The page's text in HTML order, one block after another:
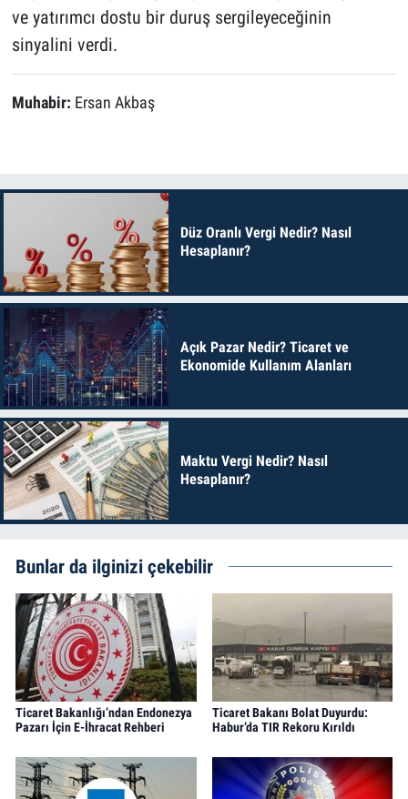
ve yatırımcı dostu bir duruş sergileyeceğinin
sinyalini verdi.
Muhabir: Ersan Akbaş
Düz Oranlı Vergi Nedir? Nasıl
Hesaplanır?
Açık Pazar Nedir? Ticaret ve
Ekonomide Kullanım Alanları
Maktu Vergi Nedir? Nasıl
Hesaplanır?
Bunlar da ilginizi çekebilir
Ticaret Bakanlığı’ndan Endonezya
Pazarı İçin E-İhracat Rehberi
Ticaret Bakanı Bolat Duyurdu:
Habur’da TIR Rekoru Kırıldı